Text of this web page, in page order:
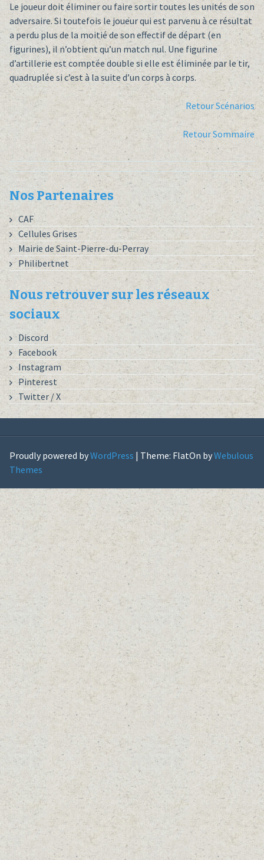
Le joueur doit éliminer ou faire sortir toutes les unités de son
adversaire. Si toutefois le joueur qui est parvenu à ce résultat
a perdu plus de la moitié de son effectif de départ (en
figurines), il n’obtient qu’un match nul. Une figurine
d’artillerie est comptée double si elle est éliminée par le tir,
quadruplée si c’est à la suite d’un corps à corps.
Retour Scénarios
Retour Sommaire
Nos Partenaires
CAF
Cellules Grises
Mairie de Saint-Pierre-du-Perray
Philibertnet
Nous retrouver sur les réseaux
sociaux
Discord
Facebook
Instagram
Pinterest
Twitter / X
Proudly powered byWordPress | Theme: FlatOn byWebulous
Themes